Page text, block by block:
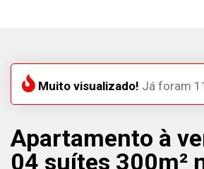
Muito visualizado! Já foram
Apartamento à
04 suítes 300m²